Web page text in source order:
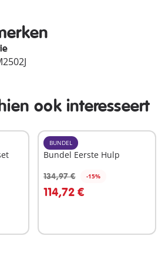
ook interesseert
BUNDEL
Bundel Eerste Hulp
134,97 € -15%
114,72 €
In winkelwagen